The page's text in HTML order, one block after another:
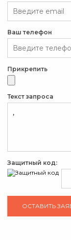
Ваш телефон
Прикрепить
Текст запроса
Защитный код: